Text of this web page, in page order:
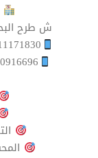
ش طرح
– 01023444183
– 0663229229